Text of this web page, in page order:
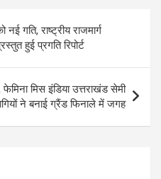
गति, राष्ट्रीय राजमार्ग
हुई प्रगति रिपोर्ट
मिस इंडिया उत्तराखंड सेमी
ने बनाई ग्रैंड फिनाले में जगह